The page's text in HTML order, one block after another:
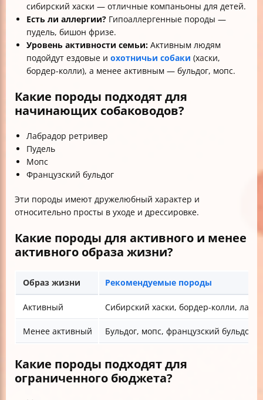
сибирский хаски — отличные компаньоны для детей.
Есть ли аллергии? Гипоаллергенные породы —
пудель, бишон фризе.
Уровень активности семьи: Активным людям
подойдут ездовые и охотничьи собаки (хаски,
бордер-колли), а менее активным — бульдог, мопс.
Какие породы подходят для
начинающих собаководов?
Лабрадор ретривер
Пудель
Мопс
Французский бульдог
Эти породы имеют дружелюбный характер и
относительно просты в уходе и дрессировке.
Какие породы для активного и менее
активного образа жизни?
Образ жизни Рекомендуемые породы
Активный Сибирский хаски, бордер-колли,
Менее активный Бульдог, мопс, французский бульдог,
Какие породы подходят для
ограниченного бюджета?